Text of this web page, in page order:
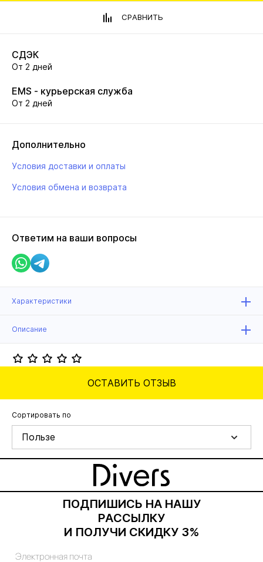
СРАВНИТЬ
СДЭК
От 2 дней
EMS - курьерская служба
От 2 дней
Дополнительно
Условия доставки и оплаты
Условия обмена и возврата
Ответим на ваши вопросы
Характеристики
Описание
ОСТАВИТЬ ОТЗЫВ
Сортировать по
Пользе
ПОДПИШИСЬ НА НАШУ
РАССЫЛКУ
И ПОЛУЧИ СКИДКУ 3%